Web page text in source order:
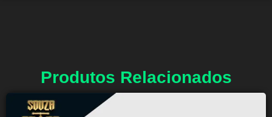
Produtos Relacionados